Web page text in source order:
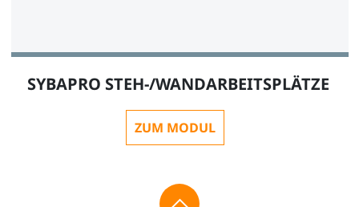
SYBAPRO STEH-/WANDARBEITSPLÄTZE
ZUM MODUL